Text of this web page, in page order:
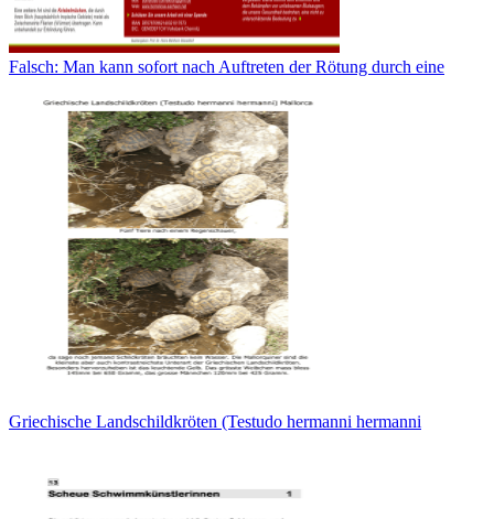
Falsch: Man kann sofort nach Auftreten der Rötung durch eine
Griechische Landschildkröten (Testudo hermanni hermanni